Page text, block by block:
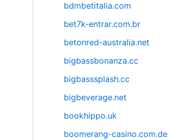
bdmbetitalia.com
bet7k-entrar.com.br
betonred-australia.net
bigbassbonanza.cc
bigbasssplash.cc
bigbeverage.net
bookhippo.uk
boomerang-casino.com.de